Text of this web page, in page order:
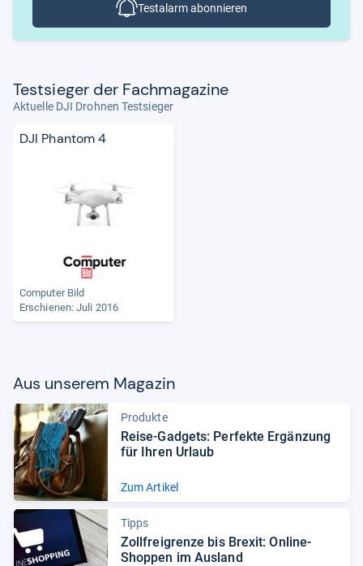
Testalarm abonnieren
Test­sie­ger der Fach­ma­ga­zine
Aktuelle DJI Drohnen Testsieger
DJI Phantom 4
Computer Bild
Erschienen: Juli 2016
Aus unse­rem Maga­zin
Produkte
Reise-​Gad­gets: Per­fekte Ergän­zung
für Ihren Urlaub
Zum Artikel
Tipps
Zoll­frei­grenze bis Bre­xit: Online-​
Shop­pen im Aus­land